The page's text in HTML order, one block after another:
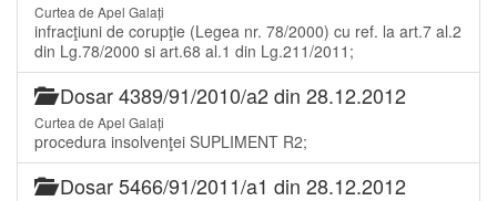
Curtea de Apel Galați
infracţiuni de corupţie (Legea nr. 78/2000) cu ref. la art.7 al.2
din Lg.78/2000 si art.68 al.1 din Lg.211/2011;
Dosar 4389/91/2010/a2 din 28.12.2012
Curtea de Apel Galați
procedura insolvenţei SUPLIMENT R2;
Dosar 5466/91/2011/a1 din 28.12.2012